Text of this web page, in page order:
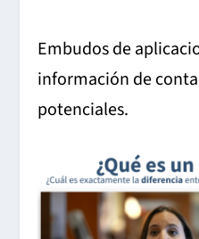
Embudos de
información de
potenciales.